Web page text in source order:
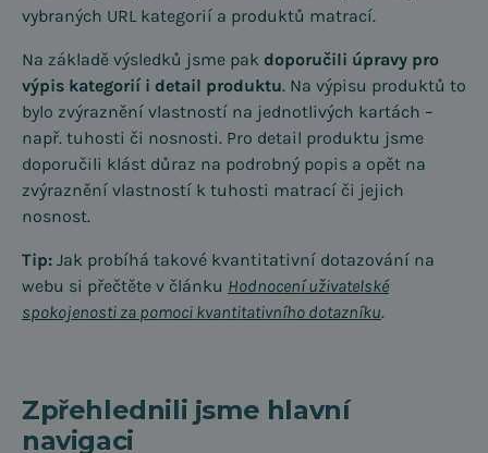
vybraných URL kategorií a produktů matrací.
Na základě výsledků jsme pak doporučili úpravy pro
výpis kategorií i detail produktu. Na výpisu produktů to
bylo zvýraznění vlastností na jednotlivých kartách –
např. tuhosti či nosnosti. Pro detail produktu jsme
doporučili klást důraz na podrobný popis a opět na
zvýraznění vlastností k tuhosti matrací či jejich
nosnost.
Tip: Jak probíhá takové kvantitativní dotazování na
webu si přečtěte v článku Hodnocení uživatelské
spokojenosti za pomoci kvantitativního dotazníku.
Zpřehlednili jsme hlavní
navigaci